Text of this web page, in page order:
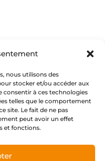
nous utilisons des
stocker et/ou accéder aux
consentir à ces technologies
telles que le comportement
site. Le fait de ne pas
peut avoir un effet
et fonctions.